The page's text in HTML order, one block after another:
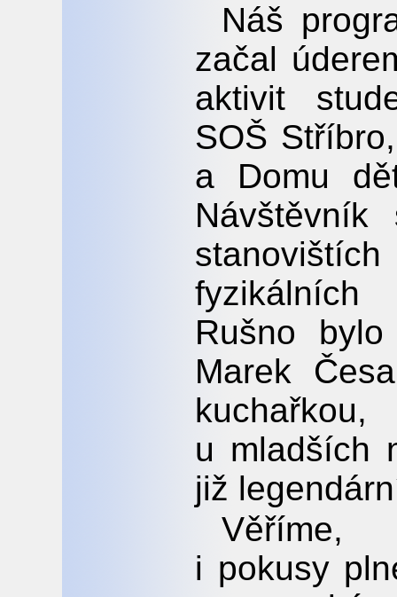
Náš
začal
aktivit
SOŠ
a Domu
Rušno
Marek
u mladších
již
i pokusy